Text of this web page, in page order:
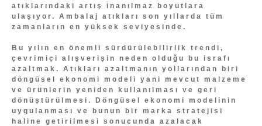
atıklarındaki artış inanılmaz boyutlara
ulaşıyor. Ambalaj atıkları son yıllarda tüm
zamanların en yüksek seviyesinde.
Bu yılın en önemli sürdürülebilirlik trendi,
çevrimiçi alışverişin neden olduğu bu israfı
azaltmak. Atıkları azaltmanın yollarından biri
döngüsel ekonomi modeli yani mevcut malzeme
ve ürünlerin yeniden kullanılması ve geri
dönüştürülmesi. Döngüsel ekonomi modelinin
uygulanması ve bunun bir marka stratejisi
haline getirilmesi sonucunda azalacak